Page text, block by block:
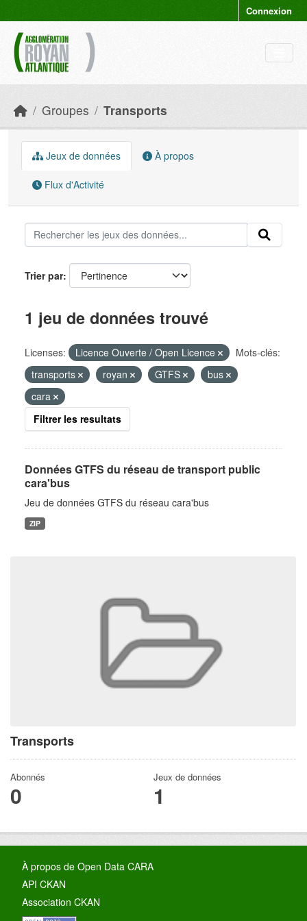
Connexion
Groupes Transports
Transports
Abonnés
0
Jeux de données
1
Jeux de données À propos
Flux d'Activité
Trier par
1 jeu de données trouvé
Licenses: Licence Ouverte / Open Licence
Mots-clés:
transports
royan GTFS
bus
cara
Filtrer les resultats
Données GTFS du réseau de transport public
cara'bus
Jeu de données GTFS du réseau cara'bus
ZIP
À propos de Open Data CARA
API CKAN
Association CKAN